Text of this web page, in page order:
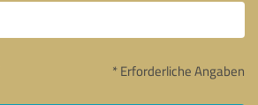
* Erforderliche Angaben